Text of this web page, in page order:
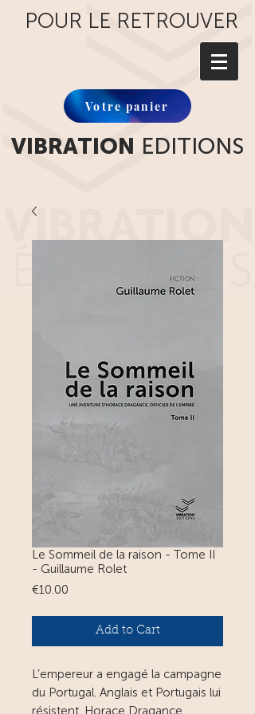
POUR LE RETROUVER
Votre panier
VIBRATION EDITIONS
Le Sommeil de la raison - Tome II
- Guillaume Rolet
€10.00
Add to Cart
L’empereur a engagé la campagne
du Portugal. Anglais et Portugais lui
résistent. Horace Dragance